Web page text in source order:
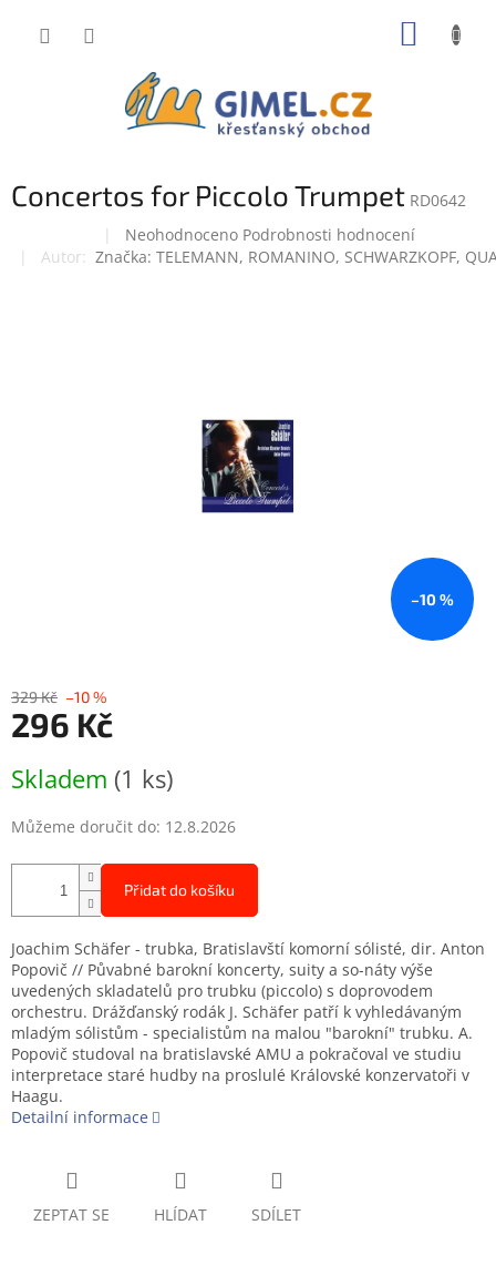
Concertos for Piccolo Trumpet RD0642
Průměrné
hodnocení
Neohodnoceno Podrobnosti hodnocení
Značka: TELEMANN, ROMANINO, SCHWARZKOPF,
–10 %
329 Kč –10 %
296 Kč
cena:
Skladem (1 ks)
Můžeme doručit do: 12.8.2026
Přidat do košíku
Joachim Schäfer - trubka, Bratislavští komorní sólisté, dir. Anton
Popovič // Půvabné barokní koncerty, suity a so-náty výše
uvedených skladatelů pro trubku (piccolo) s doprovodem
orchestru. Drážďanský rodák J. Schäfer patří k vyhledávaným
mladým sólistům - specialistům na malou "barokní" trubku. A.
Popovič studoval na bratislavské AMU a pokračoval ve studiu
interpretace staré hudby na proslulé Královské konzervatoři v
Haagu.
Detailní informace
ZEPTAT SE HLÍDAT SDÍLET